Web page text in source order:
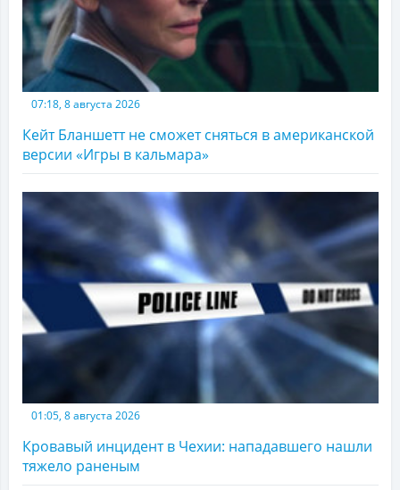
07:18, 8 августа 2026
Кейт Бланшетт не сможет сняться в американской
версии «Игры в кальмара»
01:05, 8 августа 2026
Кровавый инцидент в Чехии: нападавшего нашли
тяжело раненым